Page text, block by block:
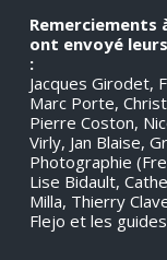
Remerciements
ont envoyé
:
Jacques Girodet,
Marc Porte,
Pierre Coston,
Virly, Jan Blaise,
Photographie
Lise Bidault,
Milla, Thierry
Flejo et les